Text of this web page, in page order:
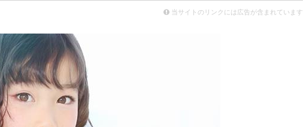
「瞬足」から防水モデル登場 雨の日や夜間の歩行に配慮した新モデル ニュース
当サイトのリンクには広告が含まれています